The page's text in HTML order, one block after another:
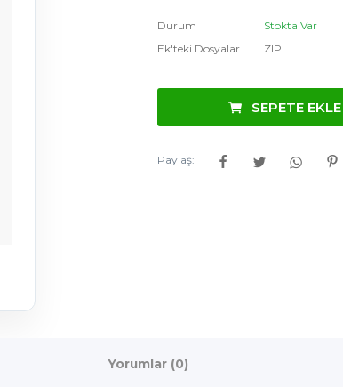
Durum
Stokta Var
Ek'teki Dosyalar
ZIP
SEPETE EKLE
Paylaş:
Yorumlar (0)